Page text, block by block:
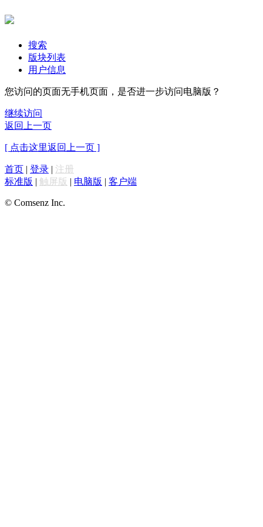
搜索
版块列表
用户信息
您访问的页面无手机页面，是否进一步访问电脑版？
继续访问
返回上一页
[ 点击这里返回上一页 ]
首页 | 登录 | 注册
标准版 | 触屏版 | 电脑版 | 客户端
© Comsenz Inc.